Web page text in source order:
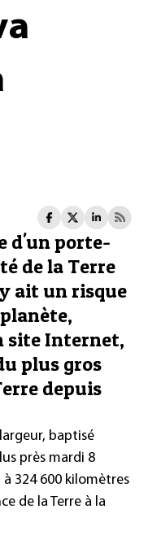
d'un porte-
de la Terre
ait un risque
site Internet,
plus gros
depuis
baptisé
près mardi 8
à 324 600 kilomètres
de la Terre à la